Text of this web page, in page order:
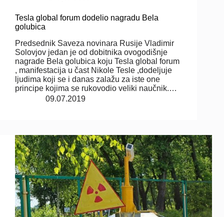
Tesla global forum dodelio nagradu Bela
golubica
Predsednik Saveza novinara Rusije Vladimir
Solovjov jedan je od dobitnika ovogodišnje
nagrade Bela golubica koju Tesla global forum
, manifestacija u čast Nikole Tesle ,dodeljuje
ljudima koji se i danas zalažu za iste one
principe kojima se rukovodio veliki naučnik.…
09.07.2019